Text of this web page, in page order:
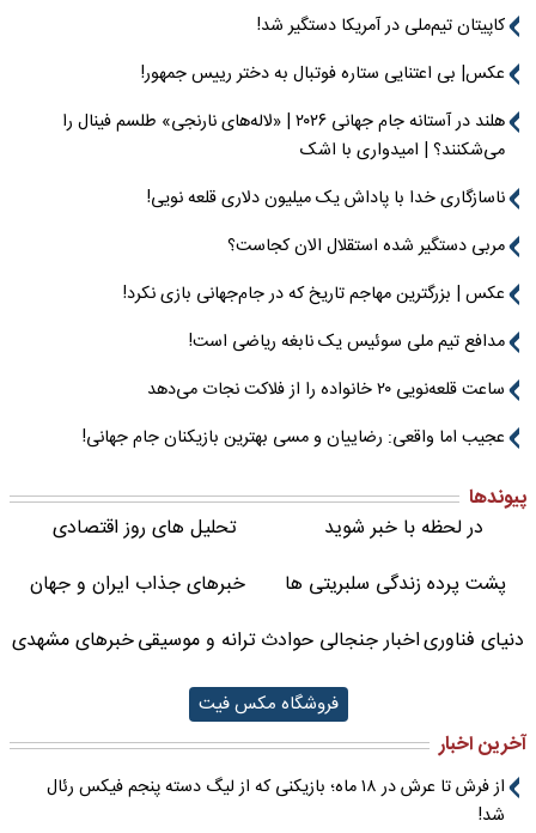
کاپیتان تیم‌ملی در آمریکا دستگیر شد!
عکس| بی اعتنایی ستاره فوتبال به دختر رییس جمهور!
هلند در آستانه جام جهانی ۲۰۲۶ | «لاله‌های نارنجی» طلسم فینال را
می‌شکنند؟ | امیدواری با اشک
ناسازگاری خدا با پاداش یک میلیون دلاری قلعه نویی!
مربی دستگیر شده استقلال الان کجاست؟
عکس | بزرگترین مهاجم تاریخ که در جام‌جهانی بازی نکرد!
مدافع تیم ملی سوئیس یک نابغه ریاضی است!
ساعت قلعه‌نویی ۲۰ خانواده را از فلاکت نجات می‌دهد
عجیب اما واقعی: رضاییان و مسی بهترین بازیکنان جام جهانی!
پیوندها
در لحظه با خبر شوید
تحلیل های روز اقتصادی
پشت پرده زندگی سلبریتی ها
خبرهای جذاب ایران و جهان
دنیای فناوریاخبار جنجالی حوادثترانه و موسیقیخبرهای مشهدی
فروشگاه مکس فیت
آخرین اخبار
از فرش تا عرش در ۱۸ ماه؛ بازیکنی که از لیگ دسته پنجم فیکس رئال
شد!